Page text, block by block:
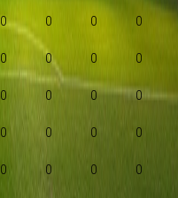
0 0 0 0
0 0 0 0
0 0 0 0
0 0 0 0
0 0 0 0